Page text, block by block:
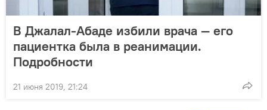
В Джалал-Абаде избили врача — его
пациентка была в реанимации.
Подробности
21 июня 2019, 21:24